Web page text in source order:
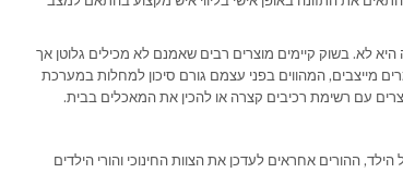
לא. בשוק קיימים מוצרים רבים שאמנם לא מכילים גלוטן אך
מייצבים, המהווים בפני עצמם גורם סיכון למחלות במערכת
עם רשימת רכיבים קצרה או להכין את המאכלים בבית.
ההורים אחראים לעדכן את הצוות החינוכי והורי הילדים